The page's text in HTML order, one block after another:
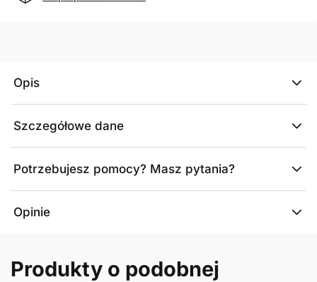
Opis
Szczegółowe dane
Potrzebujesz pomocy? Masz pytania?
Opinie
Produkty o podobnej